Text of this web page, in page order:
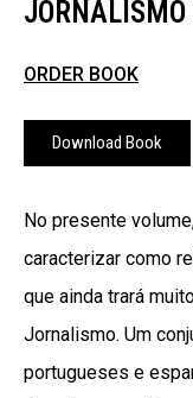
JORNALISMO
ORDER BOOK
Download Book
No presente
caracterizar como
que ainda trará
Jornalismo. Um
portugueses e